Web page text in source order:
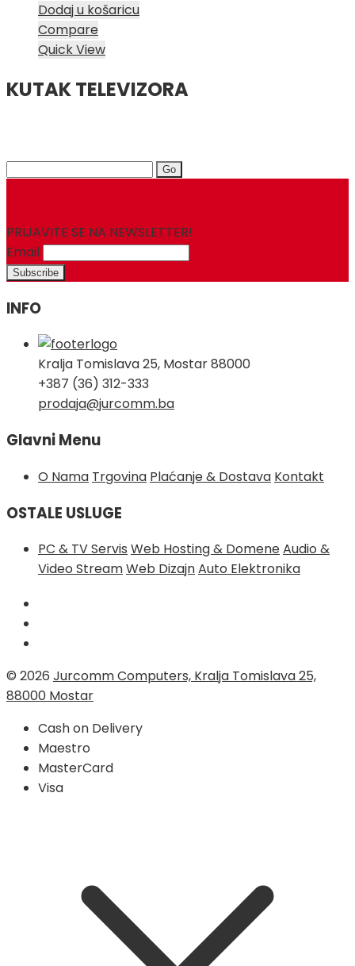
Dodaj u košaricu
Compare
Quick View
KUTAK TELEVIZORA
Search
PRIJAVITE SE NA NEWSLETTER!
Email
INFO
Kralja Tomislava 25, Mostar 88000
+387 (36) 312-333
prodaja@jurcomm.ba
Glavni Menu
O Nama Trgovina Plaćanje & Dostava Kontakt
OSTALE USLUGE
PC & TV Servis Web Hosting & DomeneAudio &
Video StreamWeb DizajnAuto Elektronika
© 2026 Jurcomm Computers, Kralja Tomislava 25,
88000 Mostar
Cash on Delivery
Maestro
MasterCard
Visa